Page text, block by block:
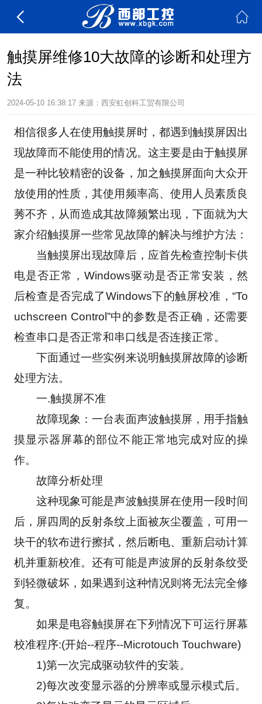
触摸屏维修10大故障的诊断和处理方
法
2024-05-10 16:38:17 来源： 西安虹创科工贸有限公司
相信很多人在使用触摸屏时，都遇到触摸屏因出
现故障而不能使用的情况。这主要是由于触摸屏
是一种比较精密的设备，加之触摸屏面向大众开
放使用的性质，其使用频率高、使用人员素质良
莠不齐，从而造成其故障频繁出现，下面就为大
家介绍触摸屏一些常见故障的解决与维护方法：
当触摸屏出现故障后，应首先检查控制卡供
电是否正常，Windows驱动是否正常安装，然
后检查是否完成了Windows下的触屏校准，“To
uchscreen Control”中的参数是否正确，还需要
检查串口是否正常和串口线是否连接正常。
下面通过一些实例来说明触摸屏故障的诊断
处理方法。
一.触摸屏不准
故障现象：一台表面声波触摸屏，用手指触
摸显示器屏幕的部位不能正常地完成对应的操
作。
故障分析处理
这种现象可能是声波触摸屏在使用一段时间
后，屏四周的反射条纹上面被灰尘覆盖，可用一
块干的软布进行擦拭，然后断电、重新启动计算
机并重新校准。还有可能是声波屏的反射条纹受
到轻微破坏，如果遇到这种情况则将无法完全修
复。
如果是电容触摸屏在下列情况下可运行屏幕
校准程序:(开始--程序--Microtouch Touchware)
1)第一次完成驱动软件的安装。
2)每次改变显示器的分辨率或显示模式后。